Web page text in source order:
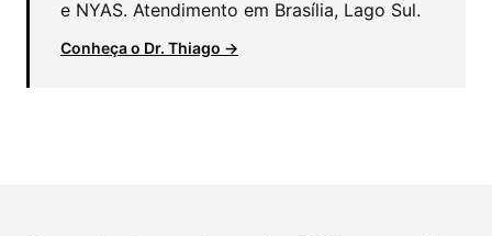
e NYAS. Atendimento em Brasília, Lago Sul.
Conheça o Dr. Thiago →